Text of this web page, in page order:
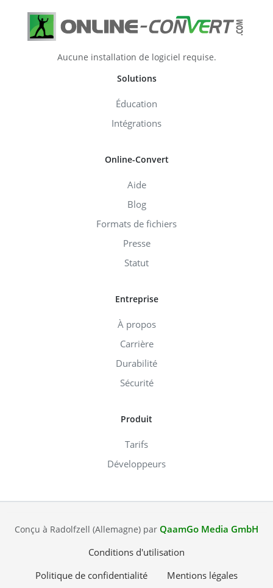
Aucune installation de logiciel requise.
Solutions
Éducation
Intégrations
Online-Convert
Aide
Blog
Formats de fichiers
Presse
Statut
Entreprise
À propos
Carrière
Durabilité
Sécurité
Produit
Tarifs
Développeurs
Conçu à Radolfzell (Allemagne) par QaamGo Media GmbH
Conditions d'utilisation
Politique de confidentialité
Mentions légales